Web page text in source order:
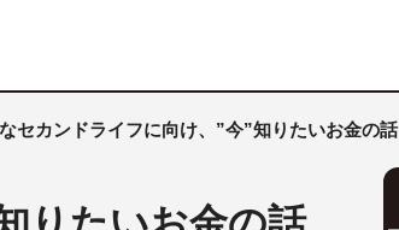
セカンドライフに向け、”今”知りたいお金の話